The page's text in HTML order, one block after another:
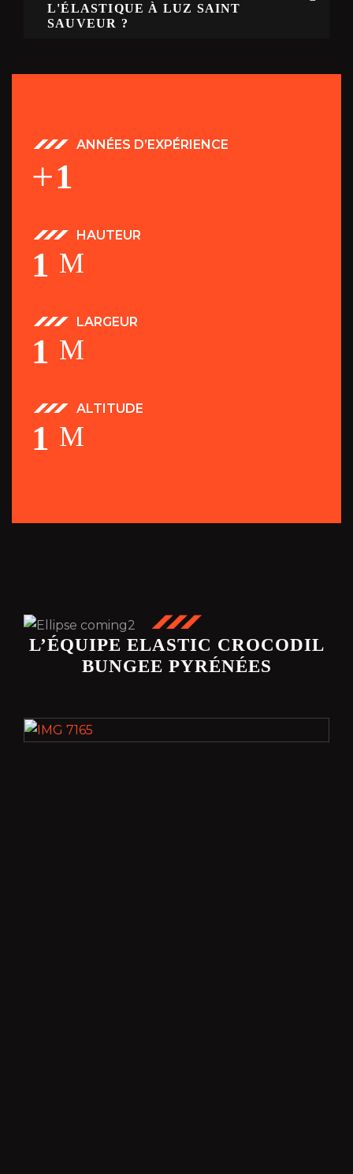
L'ÉLASTIQUE À LUZ SAINT
SAUVEUR ?
ANNÉES D’EXPÉRIENCE
+1
HAUTEUR
1 M
LARGEUR
1 M
ALTITUDE
1 M
L’ÉQUIPE ELASTIC CROCODIL
BUNGEE PYRÉNÉES